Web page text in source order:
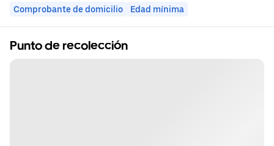
Comprobante de domicilio Edad mínima
Punto de recolección